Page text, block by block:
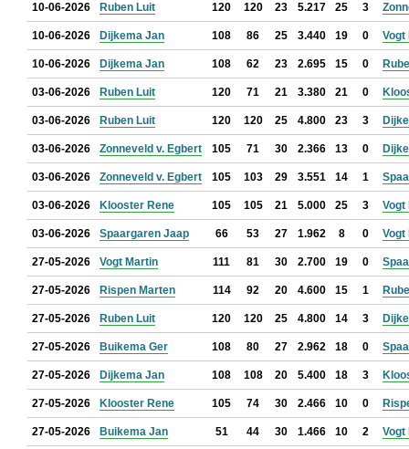
10-06-2026 Ruben Luit 120 120 23 5.217 25 3
10-06-2026 Dijkema Jan 108 86 25 3.440 19 0 Vogt
10-06-2026 Dijkema Jan 108 62 23 2.695 15 0
03-06-2026 Ruben Luit 120 71 21 3.380 21 0
03-06-2026 Ruben Luit 120 120 25 4.800 23 3
03-06-2026 Zonneveld v. Egbert 105 71 30 2.366 13 0
03-06-2026 Zonneveld v. Egbert 105 103 29 3.551 14 1
03-06-2026 Klooster Rene 105 105 21 5.000 25 3 Vogt
03-06-2026 Spaargaren Jaap 66 53 27 1.962 8 0 Vogt
27-05-2026 Vogt Martin 111 81 30 2.700 19 0
27-05-2026 Rispen Marten 114 92 20 4.600 15 1
27-05-2026 Ruben Luit 120 120 25 4.800 14 3
27-05-2026 Buikema Ger 108 80 27 2.962 18 0
27-05-2026 Dijkema Jan 108 108 20 5.400 18 3
27-05-2026 Klooster Rene 105 74 30 2.466 10 0
27-05-2026 Buikema Jan 51 44 30 1.466 10 2 Vogt